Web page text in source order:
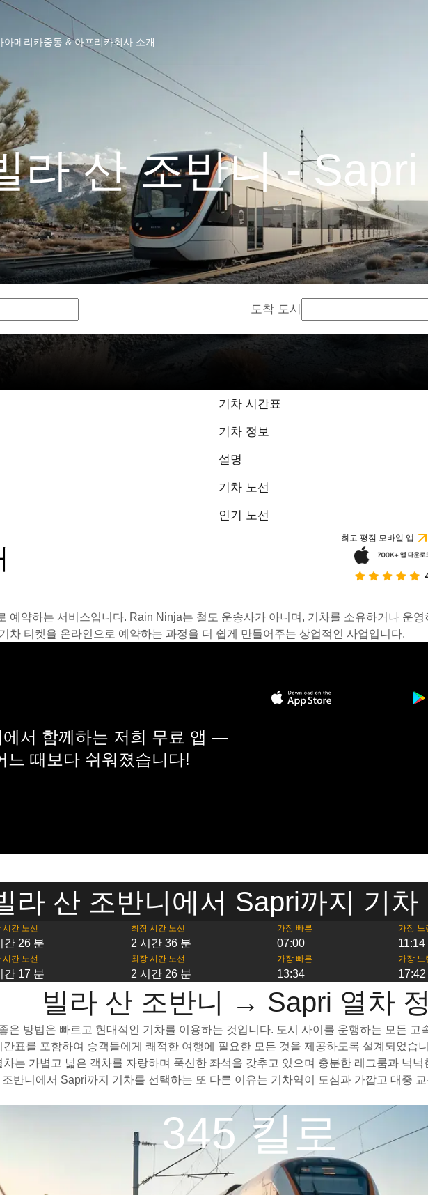
아메리카중동 & 아프리카회사 소개
라 산 조반니 - Sapri
도착 도시
기차 시간표
기차 정보
설명
기차 노선
인기 노선
최고 평점 모바일 앱
예약하는 서비스입니다. Rain Ninja는 철도 운송사가 아니며, 기차를 소유하거나 운
차 티켓을 온라인으로 예약하는 과정을 더 쉽게 만들어주는 상업적인 사업입니다.
에서 함께하는 저희 무료 앱 —
느 때보다 쉬워졌습니다!
라 산 조반니에서 Sapri까지 기차
시간 노선
간 26 분
최장 시간 노선
2 시간 36 분
가장 빠른
07:00
가장 느
11:14
시간 노선
간 17 분
최장 시간 노선
2 시간 26 분
가장 빠른
13:34
가장 느
17:42
빌라 산 조반니 → Sapri 열차
은 방법은 빠르고 현대적인 기차를 이용하는 것입니다. 도시 사이를 운행하는 모든 고
표를 포함하여 승객들에게 쾌적한 여행에 필요한 모든 것을 제공하도록 설계되었습
는 가볍고 넓은 객차를 자랑하며 푹신한 좌석을 갖추고 있으며 충분한 레그룸과 넉
반니에서 Sapri까지 기차를 선택하는 또 다른 이유는 기차역이 도심과 가깝고 대중
345 킬로